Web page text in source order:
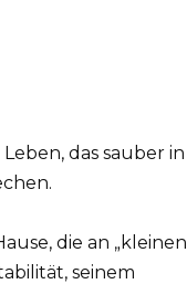
das sauber in
die an „kleinen
seinem